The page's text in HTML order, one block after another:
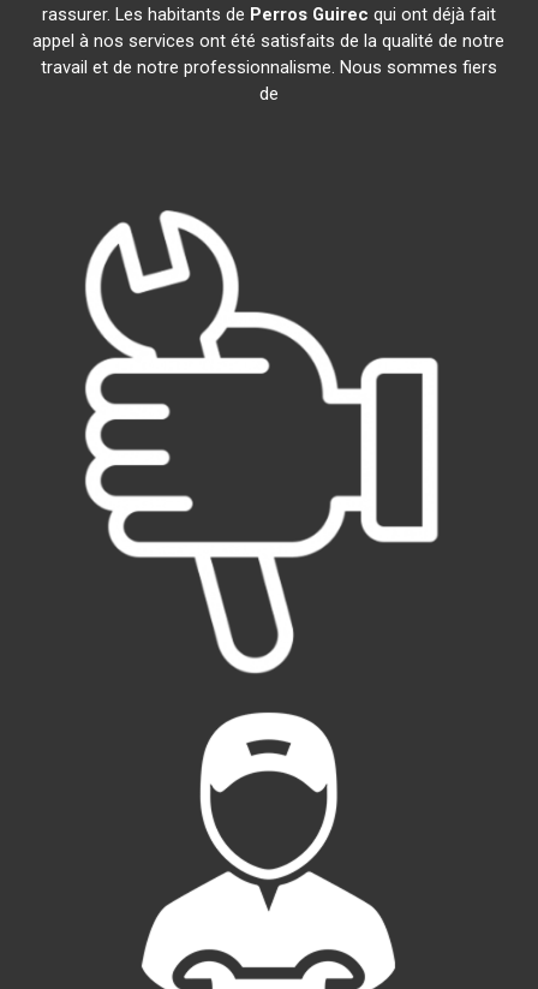
rassurer. Les habitants de Perros Guirec qui ont déjà fait
appel à nos services ont été satisfaits de la qualité de notre
travail et de notre professionnalisme. Nous sommes fiers
de